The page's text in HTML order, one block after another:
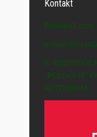
Kontakt
Polska-IE.com
e-mail: info
© WSZYSTKIE
„POLSKA-IE”
AUTORSKIM.